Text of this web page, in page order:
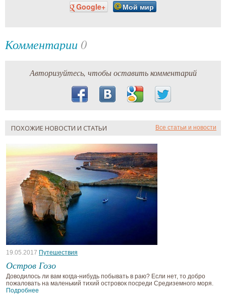
Google+
Мой мир
Комментарии 0
Авторизуйтесь, чтобы оставить комментарий
ПОХОЖИЕ НОВОСТИ И СТАТЬИ Все статьи и новости
19.05.2017 Путешествия
Остров Гозо
Доводилось ли вам когда-нибудь побывать в раю? Если нет, то добро
пожаловать на маленький тихий островок посреди Средиземного моря.
Подробнее